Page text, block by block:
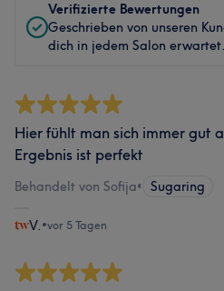
Verifizierte Bewertungen
Geschrieben von unseren
dich in jedem Salon erwartet.
Hier fühlt man sich immer gut
Ergebnis ist perfekt
Behandelt von Sofija• Sugaring
V. •vor 5 Tagen